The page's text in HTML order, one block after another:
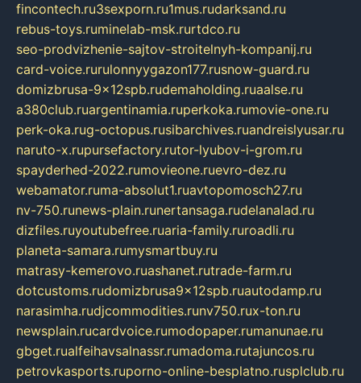
fincontech.ru3sexporn.ru1mus.rudarksand.ru
rebus-toys.ruminelab-msk.rurtdco.ru
seo-prodvizhenie-sajtov-stroitelnyh-kompanij.ru
card-voice.rurulonnyygazon177.rusnow-guard.ru
domizbrusa-9x12spb.rudemaholding.ruaalse.ru
a380club.ruargentinamia.ruperkoka.rumovie-one.ru
perk-oka.rug-octopus.rusibarchives.ruandreislyusar.ru
naruto-x.rupursefactory.rutor-lyubov-i-grom.ru
spayderhed-2022.rumovieone.ruevro-dez.ru
webamator.ruma-absolut1.ruavtopomosch27.ru
nv-750.runews-plain.runertansaga.rudelanalad.ru
dizfiles.ruyoutubefree.ruaria-family.ruroadli.ru
planeta-samara.rumysmartbuy.ru
matrasy-kemerovo.ruashanet.rutrade-farm.ru
dotcustoms.rudomizbrusa9x12spb.ruautodamp.ru
narasimha.rudjcommodities.runv750.rux-ton.ru
newsplain.rucardvoice.rumodopaper.rumanunae.ru
gbget.rualfeihavsalnassr.rumadoma.rutajuncos.ru
petrovkasports.ruporno-online-besplatno.rusplclub.ru